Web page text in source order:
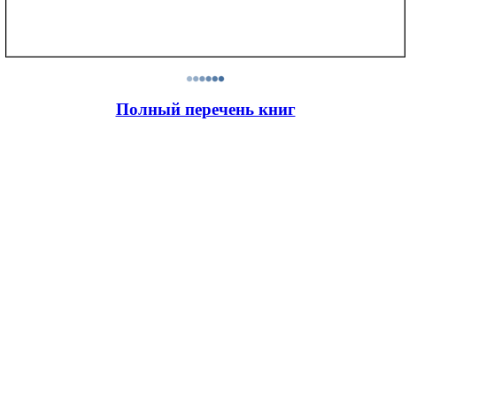
Полный перечень книг